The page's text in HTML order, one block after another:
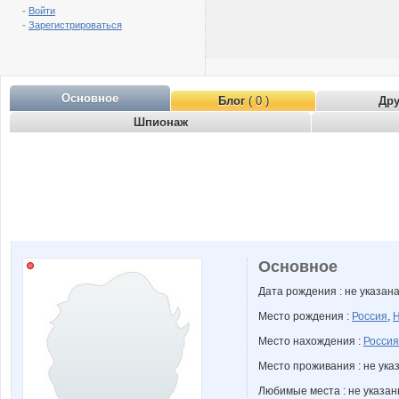
- Войти
- Зарегистрироваться
Основное Блог( 0 )
Шпионаж
Основное
Дата рождения : не указана
Место рождения : Россия,
Место нахождения : Россия
Место проживания : не
Любимые места : не